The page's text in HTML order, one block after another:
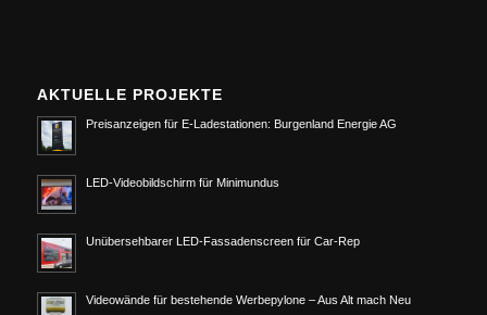
AKTUELLE PROJEKTE
Preisanzeigen für E-Ladestationen: Burgenland Energie AG
LED-Videobildschirm für Minimundus
Unübersehbarer LED-Fassadenscreen für Car-Rep
Videowände für bestehende Werbepylone – Aus Alt mach Neu